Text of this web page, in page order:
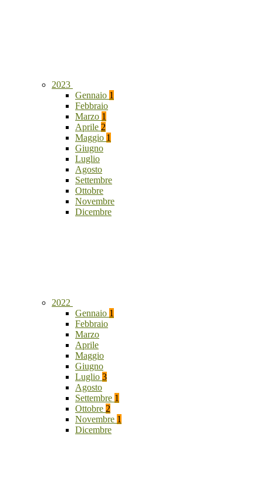
2023
Gennaio 1
Febbraio
Marzo 1
Aprile 2
Maggio 1
Giugno
Luglio
Agosto
Settembre
Ottobre
Novembre
Dicembre
2022
Gennaio 1
Febbraio
Marzo
Aprile
Maggio
Giugno
Luglio 3
Agosto
Settembre 1
Ottobre 2
Novembre 1
Dicembre